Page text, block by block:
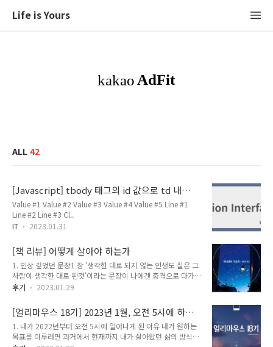
Life is Yours
ALL 42
[Javascript] tbody 태그의 id 값으로 td 내
input value 가져오는 방법
Value #1 Value #2 Value #3 Value #4 Value #5 Line #1
Line #2 Line #3 Cl..
IT
2023.01.31
[책 리뷰] 어떻게 살아야 하는가
1. 인상 깊었던 문장1 장 '생각한 대로 되지 않는 인생도 실은 그
사람이 생각한 대로 된것'이라는 문장이 나에겐 충격으로 다가왔
다.내 삶이 생각한 대로 되지 않았기에 내가 원하는 삶이 무엇인
고 있는 중이다. 그런데 이전까지의 삶 또한 내가 생각했던 삶이
라니.. 받아들이기 어려운 문장이기도 하다.천천히 생각해보면
'생각'이라는 건 의식적인 생각과 무의식적인 생각으로 나눠볼
수 있다.그렇다면 이 책에서 말하는 '생각'이란 내가 갖고 있던
후기 2023.01.29
[얼리마우스 18기] 2023년 1월, 오전 5시에 하루
를 시작했다.
1. 내가 2022년부터 오전 5시에 일어나게 된 이유 내가 원하는
목표를 이루려면 과거에서 현재까지 내가 살아왔던 삶의 방식을